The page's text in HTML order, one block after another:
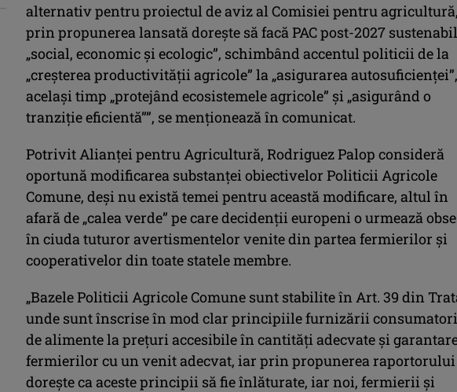
alternativ pentru proiectul de aviz al Comisiei pentru
prin propunerea lansată doreşte să facă PAC post-2027
„social, economic şi ecologic”, schimbând accentul politicii de la
„creşterea productivităţii agricole” la „asigurarea
acelaşi timp „protejând ecosistemele agricole” şi „asigurând o
tranziţie eficientă””, se menţionează în comunicat.
Potrivit Alianţei pentru Agricultură, Rodriguez Palop consideră
oportună modificarea substanţei obiectivelor Politicii Agricole
Comune, deşi nu există temei pentru această modificare, altul în
afară de „calea verde” pe care decidenţii europeni o urmează
în ciuda tuturor avertismentelor venite din partea fermierilor şi
cooperativelor din toate statele membre.
„Bazele Politicii Agricole Comune sunt stabilite în Art. 39 din
unde sunt înscrise în mod clar principiile furnizării
de alimente la preţuri accesibile în cantităţi adecvate şi
fermierilor cu un venit adecvat, iar prin propunerea raportorului
doreşte ca aceste principii să fie înlăturate, iar noi, fermierii şi